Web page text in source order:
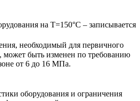
на Т=150°С – записывается
необходимый для первичного
может быть изменен по требованию
от 6 до 16 МПа.
оборудования и ограничения